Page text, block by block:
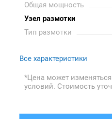
Общая мощность
Узел размотки
Тип размотки
Все характеристики
*Цена может
условий. Стоимость